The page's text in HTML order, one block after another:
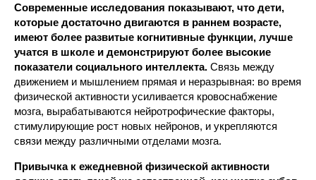
Современные исследования показывают, что дети,
которые достаточно двигаются в раннем возрасте,
имеют более развитые когнитивные функции, лучше
учатся в школе и демонстрируют более высокие
показатели социального интеллекта. Связь между
движением и мышлением прямая и неразрывная: во время
физической активности усиливается кровоснабжение
мозга, вырабатываются нейротрофические факторы,
стимулирующие рост новых нейронов, и укрепляются
связи между различными отделами мозга.
Привычка к ежедневной физической активности